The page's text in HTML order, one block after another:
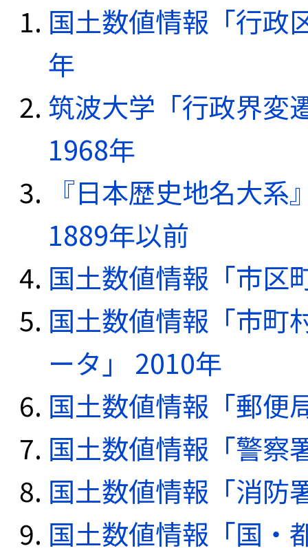
国土数値情報「行政
年
筑波大学「行政界変
1968年
『日本歴史地名大
1889年以前
国土数値情報「市区
国土数値情報「市町
ータ」 2010年
国土数値情報「郵便
国土数値情報「警察
国土数値情報「消防
国土数値情報「国・